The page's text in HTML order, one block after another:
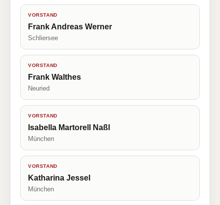
VORSTAND
Frank Andreas Werner
Schliersee
VORSTAND
Frank Walthes
Neuried
VORSTAND
Isabella Martorell Naßl
München
VORSTAND
Katharina Jessel
München